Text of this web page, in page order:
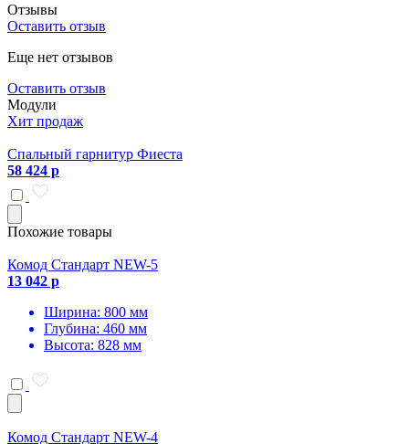
Отзывы
Оставить отзыв
Еще нет отзывов
Оставить отзыв
Модули
Хит продаж
Спальный гарнитур Фиеста
58 424 р
Похожие товары
Комод Стандарт NEW-5
13 042 р
Ширина: 800 мм
Глубина: 460 мм
Высота: 828 мм
Комод Стандарт NEW-4